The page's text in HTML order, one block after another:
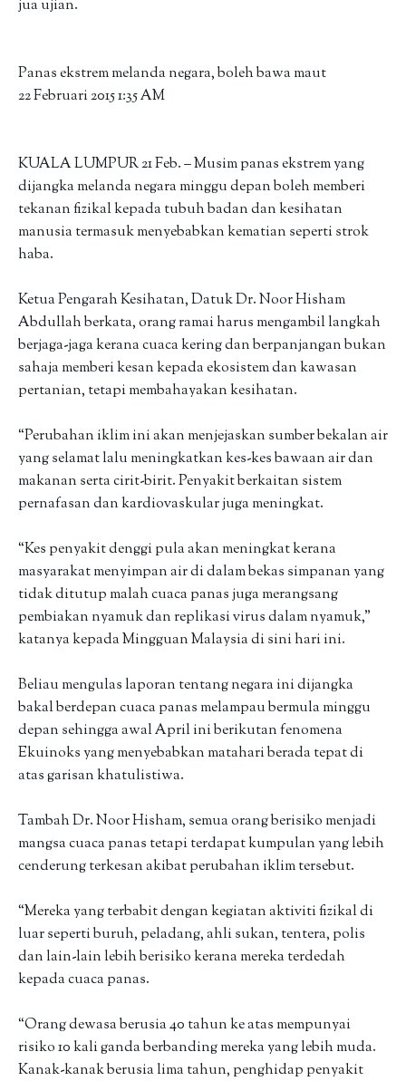
jua ujian.
Panas ekstrem melanda negara, boleh bawa maut
22 Februari 2015 1:35 AM
KUALA LUMPUR 21 Feb. – Musim panas ekstrem yang
dijangka melanda negara minggu depan boleh memberi
tekanan fizikal kepada tubuh badan dan kesihatan
manusia termasuk menyebabkan kematian seperti strok
haba.
Ketua Pengarah Kesihatan, Datuk Dr. Noor Hisham
Abdullah berkata, orang ramai harus mengambil langkah
berjaga-jaga kerana cuaca kering dan berpanjangan bukan
sahaja memberi kesan kepada ekosistem dan kawasan
pertanian, tetapi membahayakan kesihatan.
“Perubahan iklim ini akan menjejaskan sumber bekalan air
yang selamat lalu meningkatkan kes-kes bawaan air dan
makanan serta cirit-birit. Penyakit berkaitan sistem
pernafasan dan kardiovaskular juga meningkat.
“Kes penyakit denggi pula akan meningkat kerana
masyarakat menyimpan air di dalam bekas simpanan yang
tidak ditutup malah cuaca panas juga merangsang
pembiakan nyamuk dan replikasi virus dalam nyamuk,”
katanya kepada Mingguan Malaysia di sini hari ini.
Beliau mengulas laporan tentang negara ini dijangka
bakal berdepan cuaca panas melampau bermula minggu
depan sehingga awal April ini berikutan fenomena
Ekuinoks yang menyebabkan matahari berada tepat di
atas garisan khatulistiwa.
Tambah Dr. Noor Hisham, semua orang berisiko menjadi
mangsa cuaca panas tetapi terdapat kumpulan yang lebih
cenderung terkesan akibat perubahan iklim tersebut.
“Mereka yang terbabit dengan kegiatan aktiviti fizikal di
luar seperti buruh, peladang, ahli sukan, tentera, polis
dan lain-lain lebih berisiko kerana mereka terdedah
kepada cuaca panas.
“Orang dewasa berusia 40 tahun ke atas mempunyai
risiko 10 kali ganda berbanding mereka yang lebih muda.
Kanak-kanak berusia lima tahun, penghidap penyakit